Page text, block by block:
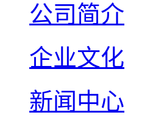
公司简介
企业文化
新闻中心